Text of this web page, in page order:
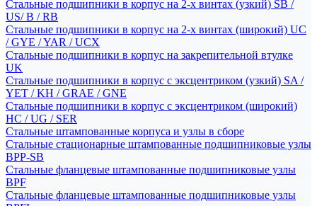
Стальные подшипники в корпус на 2-х винтах (узкий) SB /
US/ B / RB
Стальные подшипники в корпус на 2-х винтах (широкий) UC
/ GYE / YAR / UCX
Стальные подшипники в корпус на закрепительной втулке
UK
Стальные подшипники в корпус с эксцентриком (узкий) SA /
YET / KH / GRAE / GNE
Стальные подшипники в корпус с эксцентриком (широкий)
HC / UG / SER
Стальные штампованные корпуса и узлы в сборе
Стальные стационарные штампованные подшипниковые узлы
BPP-SB
Стальные фланцевые штампованные подшипниковые узлы
BPF
Стальные фланцевые штампованные подшипниковые узлы